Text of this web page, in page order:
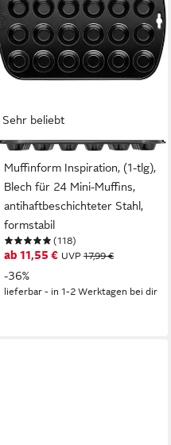
Sehr beliebt
KAISER BACKFORMEN
Muffinform Inspiration, (1-tlg),
Blech für 24 Mini-Muffins,
antihaftbeschichteter Stahl,
formstabil
(118)
ab 11,55 € UVP 17,99 €
-36%
lieferbar - in 1-2 Werktagen bei dir